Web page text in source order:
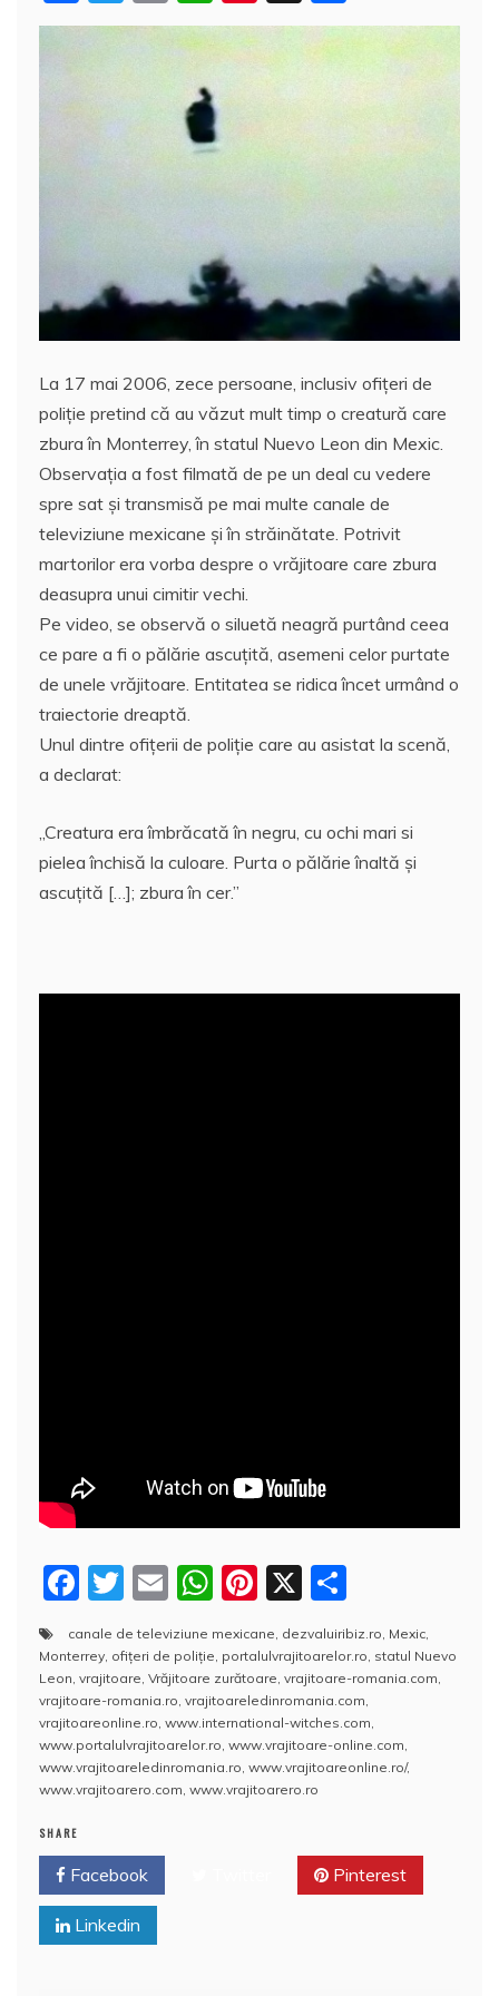
a
c
o
w
itt
er
m
ai
l
h
at
s
A
p
p
nt
er
st
a
rt
e
a
La 17 mai 2006, zece persoane, inclusiv ofițeri de
poliție pretind că au văzut mult timp o creatură care
zbura în Monterrey, în statul Nuevo Leon din Mexic.
Observația a fost filmată de pe un deal cu vedere
spre sat și transmisă pe mai multe canale de
televiziune mexicane și în străinătate. Potrivit
martorilor era vorba despre o vrăjitoare care zbura
deasupra unui cimitir vechi.
Pe video, se observă o siluetă neagră purtând ceea
ce pare a fi o pălărie ascuțită, asemeni celor purtate
de unele vrăjitoare. Entitatea se ridica încet urmând o
traiectorie dreaptă.
Unul dintre ofițerii de poliție care au asistat la scenă,
a declarat:
„Creatura era îmbrăcată în negru, cu ochi mari si
pielea închisă la culoare. Purta o pălărie înaltă și
ascuțită […]; zbura în cer.”
F
c
e
b
o
o
T
w
itt
er
E
m
ai
l
W
at
s
A
p
p
Pi
nt
er
e
st
X
a
rt
aj
e
a
canale de televiziune mexicane, dezvaluiribiz.ro, Mexic,
Monterrey, ofițeri de poliție, portalulvrajitoarelor.ro, statul Nuevo
Leon, vrajitoare, Vrăjitoare zurătoare, vrajitoare-romania.com,
vrajitoare-romania.ro, vrajitoareledinromania.com,
vrajitoareonline.ro, www.international-witches.com,
www.portalulvrajitoarelor.ro, www.vrajitoare-online.com,
www.vrajitoareledinromania.ro, www.vrajitoareonline.ro/,
www.vrajitoarero.com, www.vrajitoarero.ro
SHARE
Facebook Pinterest
Linkedin